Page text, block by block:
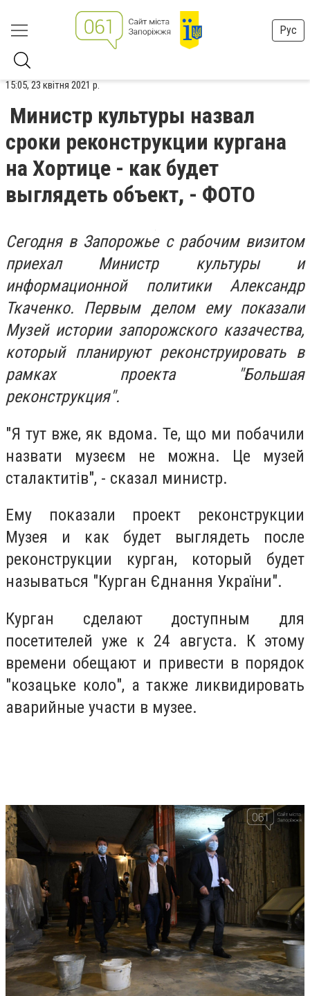
Рус
15:05, 23 квітня 2021 р.
Министр культуры назвал
сроки реконструкции кургана
на Хортице - как будет
выглядеть объект, - ФОТО
Сегодня в Запорожье с рабочим визитом
приехал Министр культуры и
информационной политики Александр
Ткаченко. Первым делом ему показали
Музей истории запорожского казачества,
который планируют реконструировать в
рамках проекта "Большая
реконструкция".
"Я тут вже, як вдома. Те, що ми побачили
назвати музеєм не можна. Це музей
сталактитів", - сказал министр.
Ему показали проект реконструкции
Музея и как будет выглядеть после
реконструкции курган, который будет
называться "Курган Єднання України".
Курган сделают доступным для
посетителей уже к 24 августа. К этому
времени обещают и привести в порядок
"козацьке коло", а также ликвидировать
аварийные участи в музее.